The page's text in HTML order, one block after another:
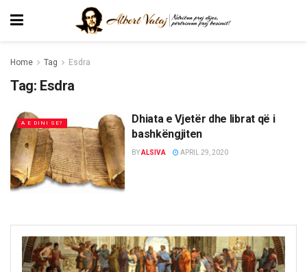
Home Tag Esdra
Tag: Esdra
A E DINI SE?
Dhiata e Vjetër dhe librat që i
bashkëngjiten
BYALSIVA APRIL 29, 2020